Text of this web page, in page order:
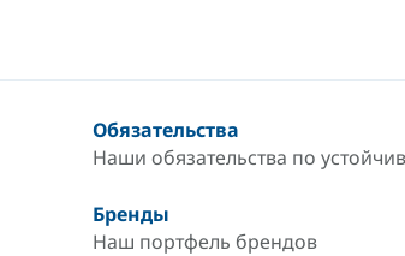
Обязательства
Наши обязательства по
Бренды
Наш портфель брендов